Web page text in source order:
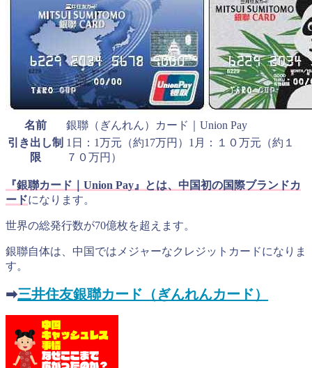
名前
銀聯（ぎんれん）カード｜Union Pay
引き出し制
限
1日：1万元（約17万円）1月：１０万元（約１
７０万円）
『銀聯カード｜Union Pay』とは、中国初の国際ブランドカ
ードになります。
世界の総発行数が70億枚を超えます。
銀聯自体は、中国ではメジャーなクレジットカードになりま
す。
➡︎三井住友銀聯カード（ぎんれんカード）